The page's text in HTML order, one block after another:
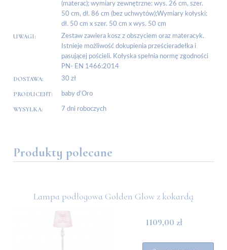
(materac); wymiary zewnętrzne: wys. 26 cm, szer.
50 cm, dł. 86 cm (bez uchwytów);Wymiary kołyski:
dł. 50 cm x szer. 50 cm x wys. 50 cm
UWAGI:
Zestaw zawiera kosz z obszyciem oraz materacyk.
Istnieje możliwość dokupienia prześcieradełka i
pasującej pościeli. Kołyska spełnia normę zgodności
PN- EN 1466:2014
DOSTAWA: 30 zł
PRODUCENT: baby d’Oro
WYSYŁKA: 7 dni roboczych
Produkty polecane
Lampa podłogowa Golden Glow z kokardą
1109,00 zł